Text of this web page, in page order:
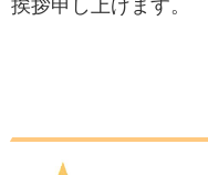
挨拶申し上げます。